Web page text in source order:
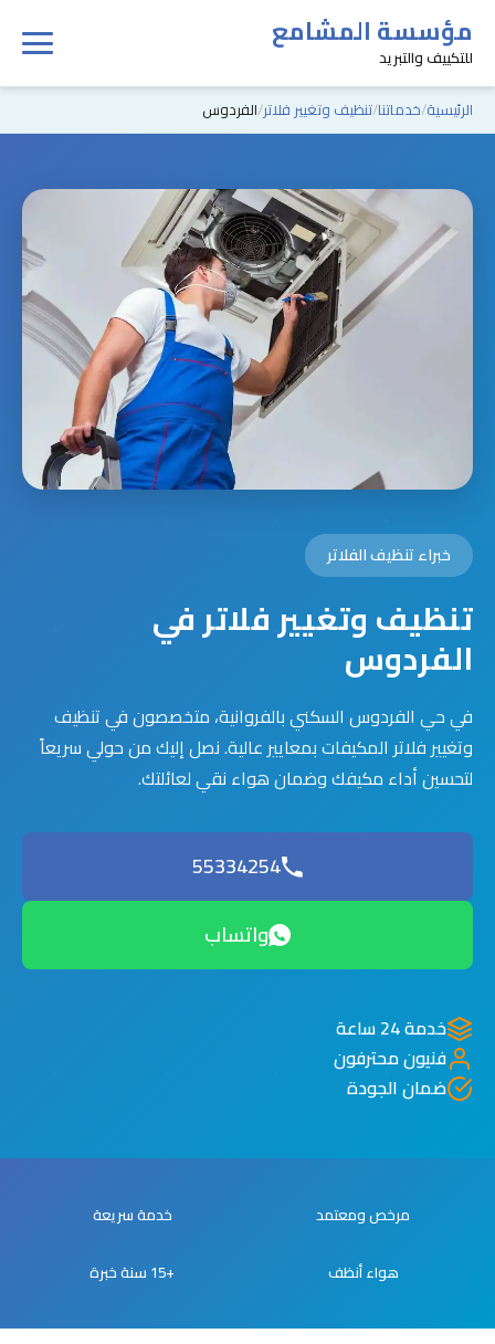
مؤسسة المشامع
للتكييف والتبريد
الرئيسية خدماتنا تنظيف وتغيير فلاتر الفردوس
خبراء تنظيف الفلاتر
تنظيف وتغيير فلاتر في
الفردوس
في حي الفردوس السكني بالفروانية، متخصصون في تنظيف
وتغيير فلاتر المكيفات بمعايير عالية. نصل إليك من حولي سريعاً
لتحسين أداء مكيفك وضمان هواء نقي لعائلتك.
55334254
واتساب
خدمة 24 ساعة
فنيون محترفون
ضمان الجودة
مرخص ومعتمد خدمة سريعة
هواء أنظف +15 سنة خبرة